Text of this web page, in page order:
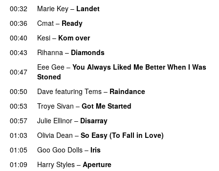
00:32 Marie Key – Landet
00:36
Cmat – Ready
00:40
Kesi – Kom over
00:43
Rihanna – Diamonds
00:47
Eee Gee – You Always Liked Me Better When I Was
Stoned
00:50
Dave featuring Tems – Raindance
00:53
Troye Sivan – Got Me Started
00:57 Julie Ellinor – Disarray
01:03 Olivia Dean – So Easy (To Fall in Love)
01:05
Goo Goo Dolls – Iris
01:09
Harry Styles – Aperture